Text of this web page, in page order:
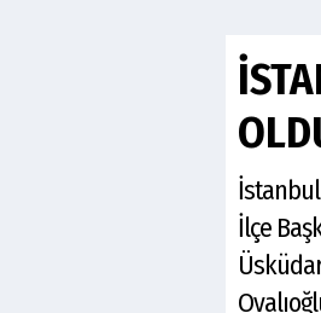
İstanbul
İlçe